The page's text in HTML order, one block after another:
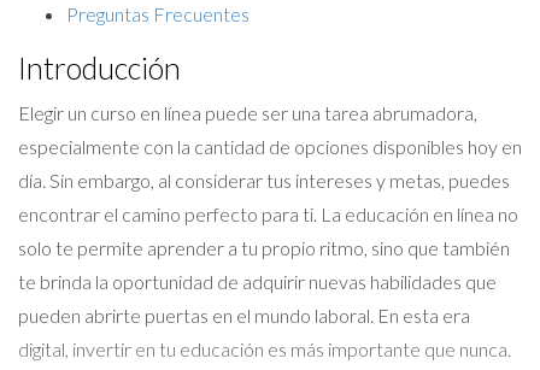
Preguntas Frecuentes
Introducción
Elegir un curso en línea puede ser una tarea abrumadora,
especialmente con la cantidad de opciones disponibles hoy en
día. Sin embargo, al considerar tus intereses y metas, puedes
encontrar el camino perfecto para ti. La educación en línea no
solo te permite aprender a tu propio ritmo, sino que también
te brinda la oportunidad de adquirir nuevas habilidades que
pueden abrirte puertas en el mundo laboral. En esta era
digital, invertir en tu educación es más importante que nunca.